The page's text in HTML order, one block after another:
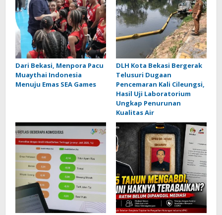
Dari Bekasi, Menpora Pacu
Muaythai Indonesia
Menuju Emas SEA Games
DLH Kota Bekasi Bergerak
Telusuri Dugaan
Pencemaran Kali Cileungsi,
Hasil Uji Laboratorium
Ungkap Penurunan
Kualitas Air